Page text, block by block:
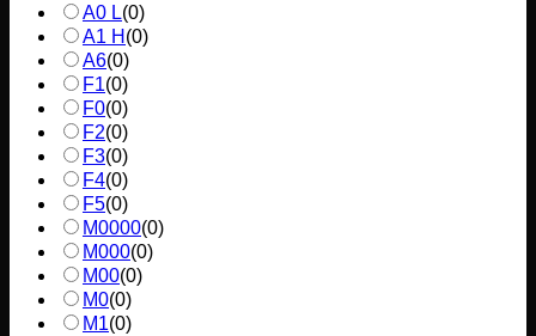
A0 L(0)
A1 H (0)
A6(0)
F1(0)
F0(0)
F2(0)
F3(0)
F4(0)
F5(0)
M0000(0)
M000(0)
M00(0)
M0(0)
M1(0)